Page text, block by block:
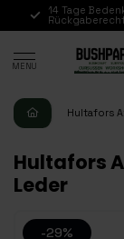
14 Tage
MENU
Hultafors
Hultafors
Leder
-29%